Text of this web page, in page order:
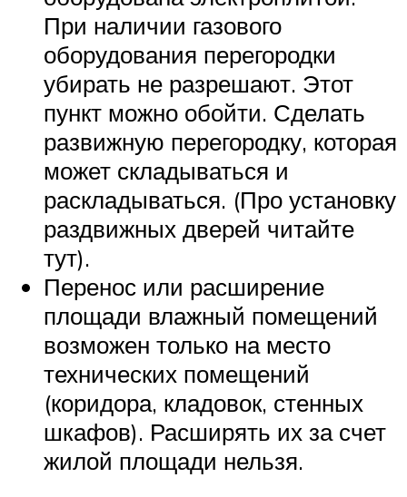
При наличии газового
оборудования перегородки
убирать не разрешают. Этот
пункт можно обойти. Сделать
развижную перегородку, которая
может складываться и
раскладываться. (Про установку
раздвижных дверей читайте
тут).
Перенос или расширение
площади влажный помещений
возможен только на место
технических помещений
(коридора, кладовок, стенных
шкафов). Расширять их за счет
жилой площади нельзя.